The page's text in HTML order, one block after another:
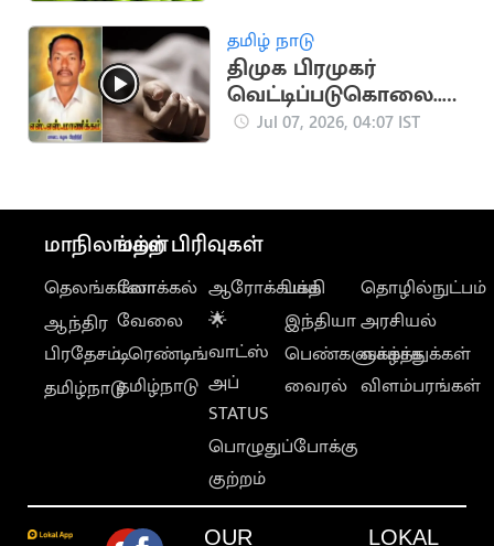
தமிழ் நாடு
திமுக பிரமுகர்
வெட்டிப்படுகொலை..
மர்ம கும்பல்
Jul 07, 2026, 04:07 IST
மாநிலங்கள்
தெலங்கானா
ஆந்திர
பிரதேசம்
தமிழ்நாடு
மற்ற பிரிவுகள்
லோக்கல்
வேலை
டிரெண்டிங்
தமிழ்நாடு
ஆரோக்கியம்
🌟
வாட்ஸ்
அப்
STATUS
பொழுதுப்போக்கு
குற்றம்
பக்தி
இந்தியா
பெண்களுக்காக
வைரல்
தொழில்நுட்பம்
அரசியல்
வாழ்த்துக்கள்
விளம்பரங்கள்
OUR LOKAL